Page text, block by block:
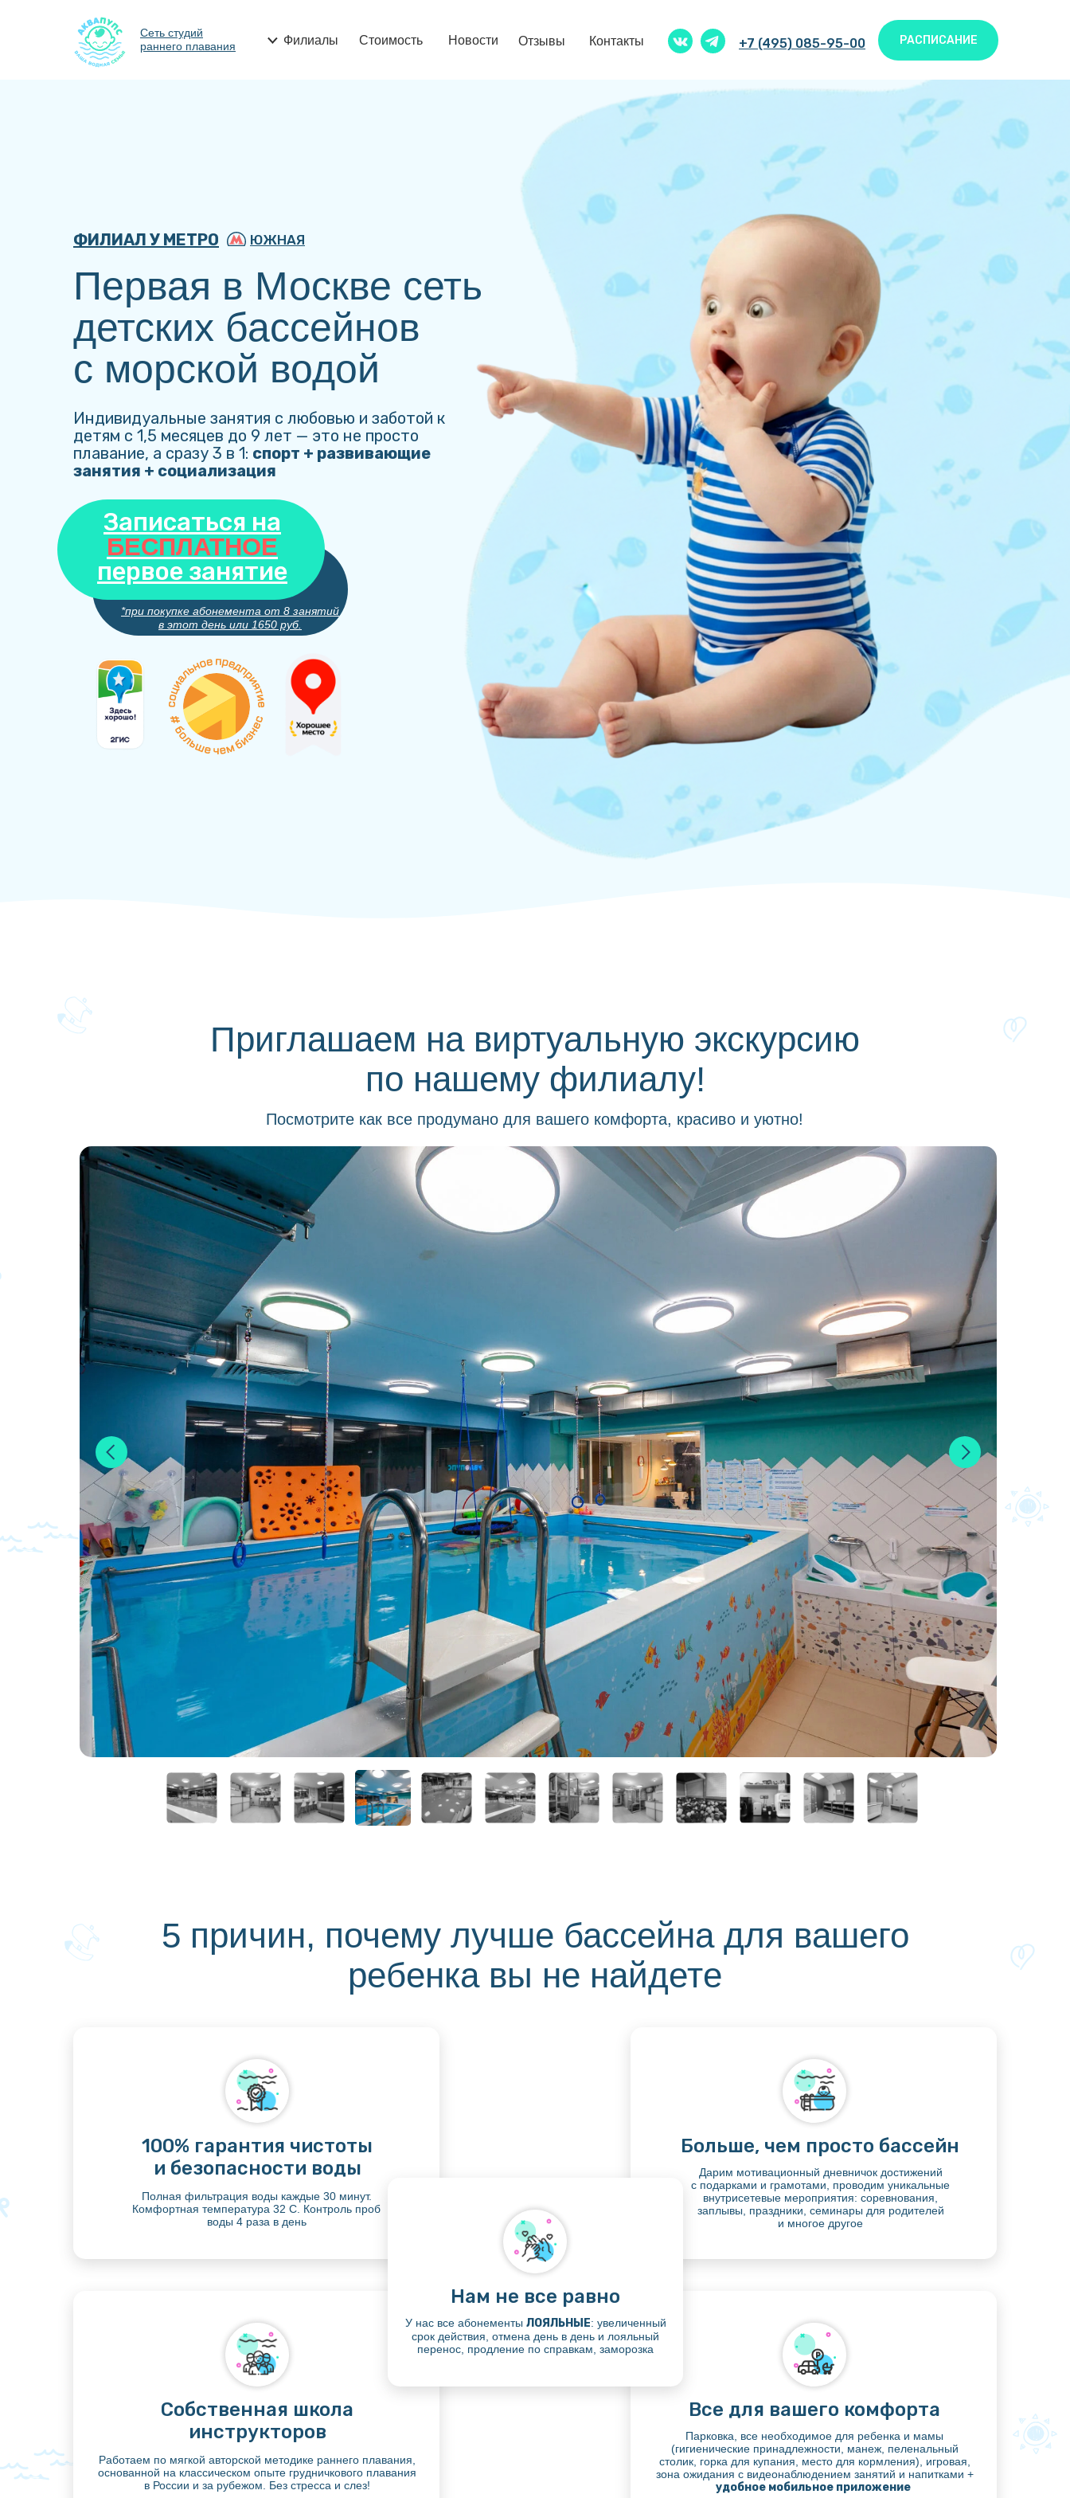
Сеть студий
раннего плавания
+7 (495) 085-95-00 РАСПИСАНИЕ
Стоимость Отзывы Контакты
Новости
Филиалы
ЮЖНАЯ
ФИЛИАЛ У МЕТРО
Первая в Москве сеть
детских бассейнов
с морской водой
Записаться на
БЕСПЛАТНОЕ
первое занятие
*при покупке абонемента от 8 занятий
в этот день или 1650 руб.
Индивидуальные занятия с любовью и заботой к
детям с 1,5 месяцев до 9 лет — это не просто
плавание, а сразу 3 в 1: спорт + развивающие
занятия + социализация
Посмотрите как все продумано для вашего комфорта, красиво и уютно!
Приглашаем на виртуальную экскурсию
по нашему филиалу!
Все для вашего комфорта
Парковка, все необходимое для ребенка и мамы
(гигиенические принадлежности, манеж, пеленальный
столик, горка для купания, место для кормления), игровая,
зона ожидания с видеонаблюдением занятий и напитками +
удобное мобильное приложение
Больше, чем просто бассейн
Дарим мотивационный дневничок достижений
с подарками и грамотами, проводим уникальные
внутрисетевые мероприятия: соревнования,
заплывы, праздники, семинары для родителей
и многое другое
Собственная школа
инструкторов
Работаем по мягкой авторской методике раннего плавания,
основанной на классическом опыте грудничкового плавания
в России и за рубежом. Без стресса и слез!
100% гарантия чистоты
и безопасности воды
Полная фильтрация воды каждые 30 минут.
Комфортная температура 32 С. Контроль проб
воды 4 раза в день
5 причин, почему лучше бассейна для вашего
ребенка вы не найдете
Нам не все равно
У нас все абонементы ЛОЯЛЬНЫЕ: увеличенный
срок действия, отмена день в день и лояльный
перенос, продление по справкам, заморозка